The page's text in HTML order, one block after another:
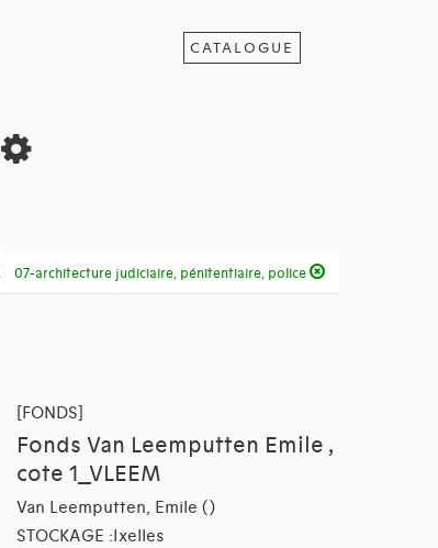
CATALOGUE
07-architecture judiciaire, pénitentiaire, police
[FONDS]
Fonds Van Leemputten Emile ,
cote 1_VLEEM
Van Leemputten, Emile ()
STOCKAGE :Ixelles